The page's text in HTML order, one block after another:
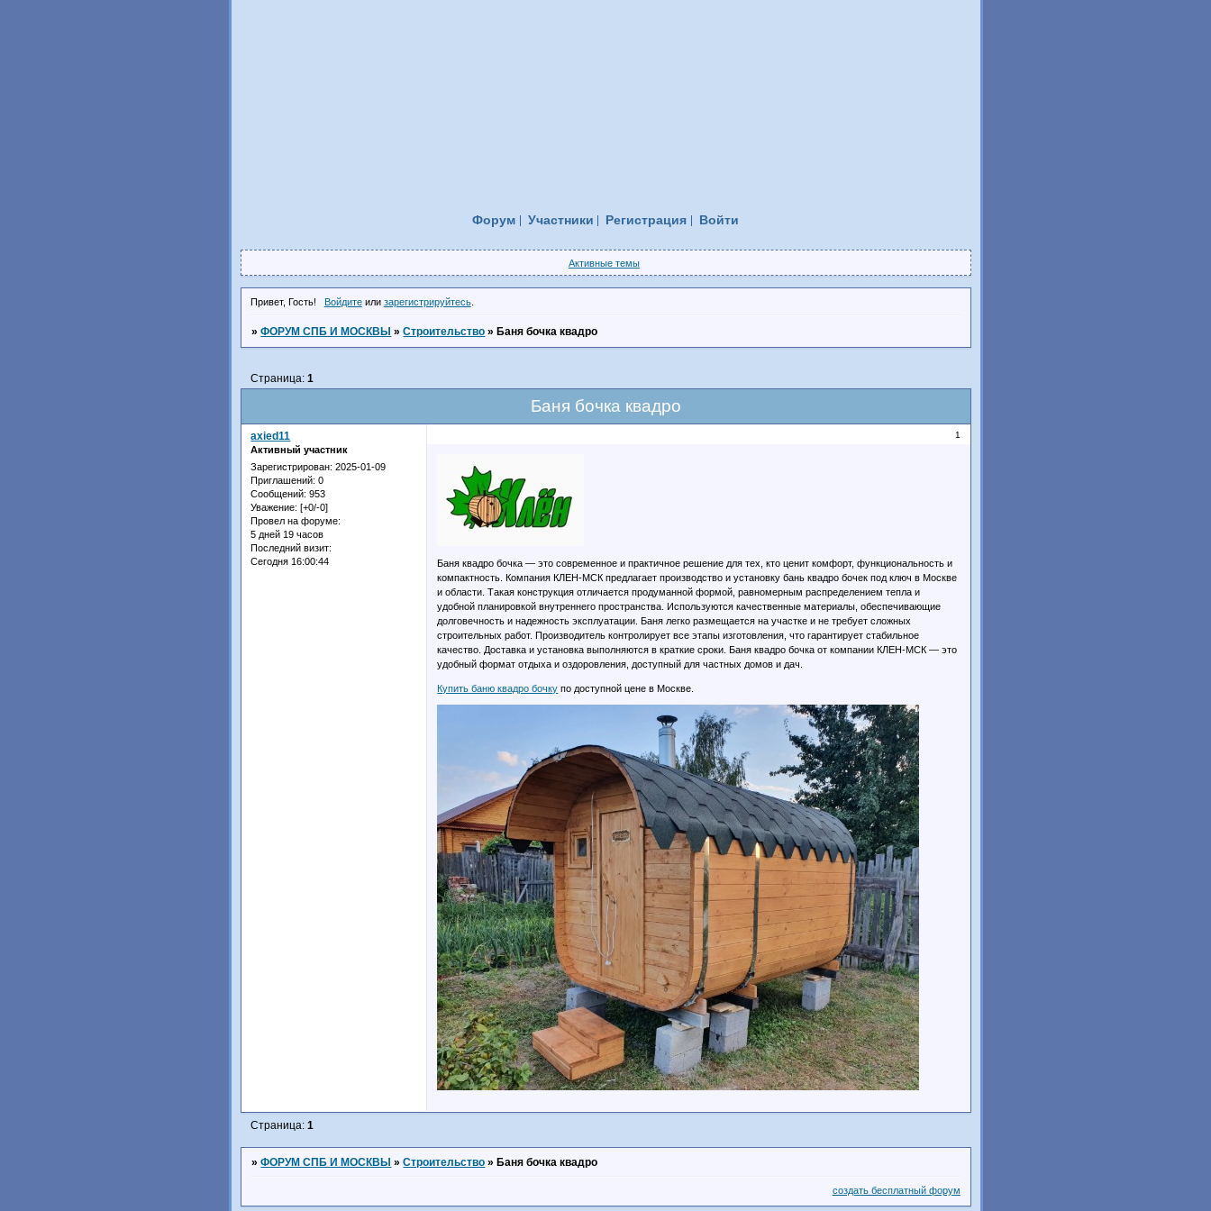
Форум Участники Регистрация Войти
Активные темы
Привет, Гость! Войдитеили зарегистрируйтесь.
»ФОРУМ СПБ И МОСКВЫ »Строительство » Баня бочка квадро
Баня бочка квадро
Страница:1
1
axied11
Активный участник
Зарегистрирован: 2025-01-09
Приглашений: 0
Сообщений: 953
Уважение: [+0/-0]
Провел на форуме:
5 дней 19 часов
Последний визит:
Сегодня 16:00:44
Баня квадро бочка — это современное и практичное решение для тех, кто ценит комфорт, функциональность и
компактность. Компания КЛЕН-МСК предлагает производство и установку бань квадро бочек под ключ в Москве
и области. Такая конструкция отличается продуманной формой, равномерным распределением тепла и
удобной планировкой внутреннего пространства. Используются качественные материалы, обеспечивающие
долговечность и надежность эксплуатации. Баня легко размещается на участке и не требует сложных
строительных работ. Производитель контролирует все этапы изготовления, что гарантирует стабильное
качество. Доставка и установка выполняются в краткие сроки. Баня квадро бочка от компании КЛЕН-МСК — это
удобный формат отдыха и оздоровления, доступный для частных домов и дач.
Купить баню квадро бочку по доступной цене в Москве.
Страница:1
»ФОРУМ СПБ И МОСКВЫ »Строительство » Баня бочка квадро
создать бесплатный форум